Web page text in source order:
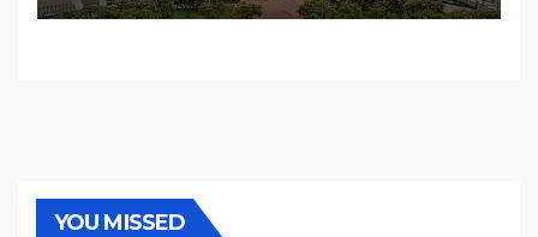
YOU MISSED